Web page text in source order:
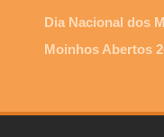
Dia Nacional dos
Moinhos Abertos